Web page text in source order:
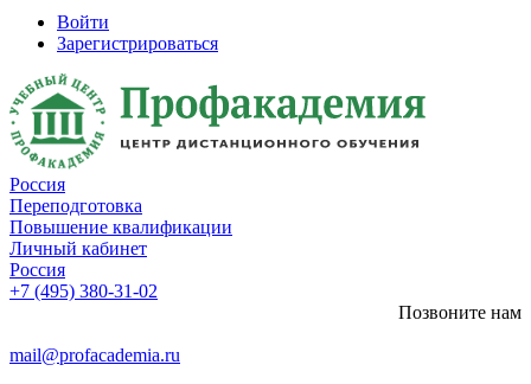
Войти
Зарегистрироваться
Россия
Переподготовка
Повышение квалификации
Личный кабинет
Россия
+7 (495) 380-31-02
Позвоните нам
mail@profacademia.ru